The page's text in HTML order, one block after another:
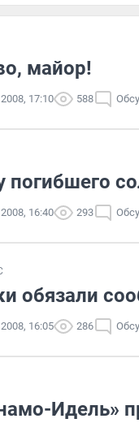
майор!
17:10 588
погибшего
16:40 293
обязали
16:05 286
Идель»